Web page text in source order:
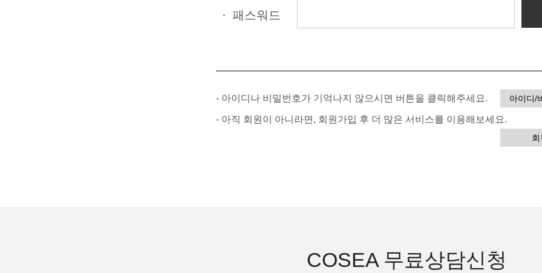
· 패스워드
- 아이디나 비밀번호가 기억나지 않으시면 버튼을 클릭해주세요. 아이디/
- 아직 회원이 아니라면, 회원가입 후 더 많은 서비스를 이용해보세요.
회
COSEA 무료상담신청